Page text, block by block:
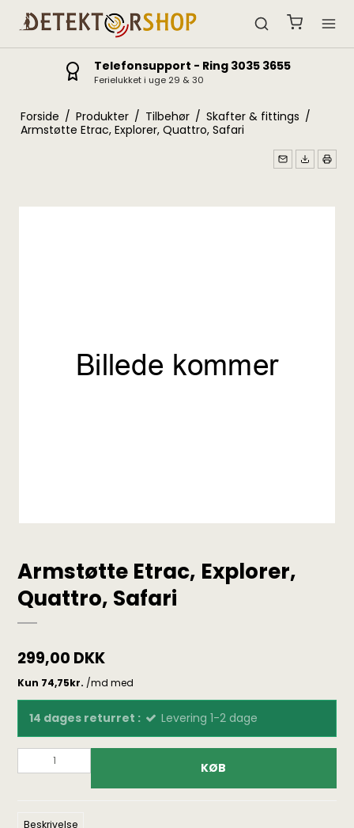
Telefonsupport - Ring 3035 3655
Ferielukket i uge 29 & 30
Forside / Produkter / Tilbehør / Skafter & fittings /
Armstøtte Etrac, Explorer, Quattro, Safari
Armstøtte Etrac, Explorer,
Quattro, Safari
299,00 DKK
14 dages returret : Levering 1-2 dage
KØB
Beskrivelse